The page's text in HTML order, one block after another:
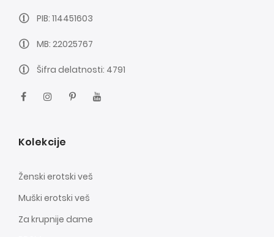
PIB: 114451603
MB: 22025767
Šifra delatnosti: 4791
Kolekcije
Ženski erotski veš
Muški erotski veš
Za krupnije dame